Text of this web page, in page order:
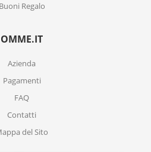
Buoni Regalo
Azienda
Pagamenti
FAQ
Contatti
del Sito